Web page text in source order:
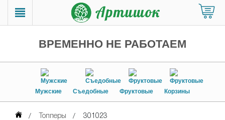
ВРЕМЕННО НЕ РАБОТАЕМ
Мужские Съедобные Фруктовые Корзины
Топперы 301023